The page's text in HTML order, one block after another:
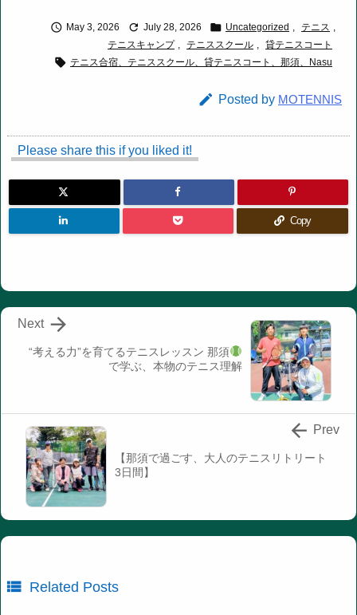
 May 3, 2026  July 28, 2026  Uncategorized , テニス ,
テニスキャンプ , テニススクール , 貸テニスコート
 テニス合宿、テニススクール、貸テニスコート、那須、Nasu
 Posted by MOTENNIS
Please share this if you liked it!
Copy
“考える力”を育てるテニスレッスン 那須
で学ぶ、本物のテニス理解

Next
【那須で過ごす、大人のテニスリトリート
3日間】
 Prev
 Related Posts